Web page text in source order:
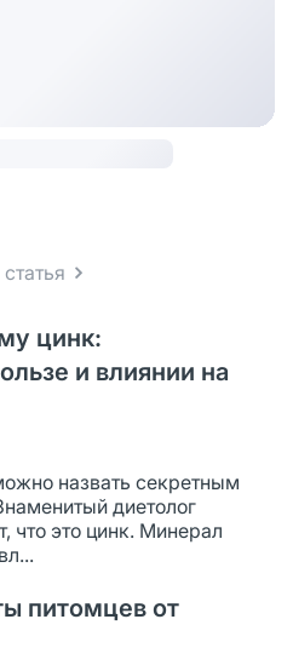
цинк:
и влиянии на
назвать секретным
диетолог
что это цинк. Минерал
питомцев от